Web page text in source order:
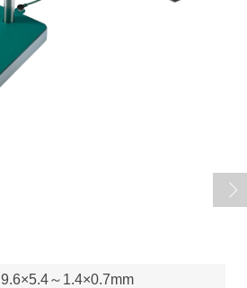
9.6×5.4～1.4×0.7mm